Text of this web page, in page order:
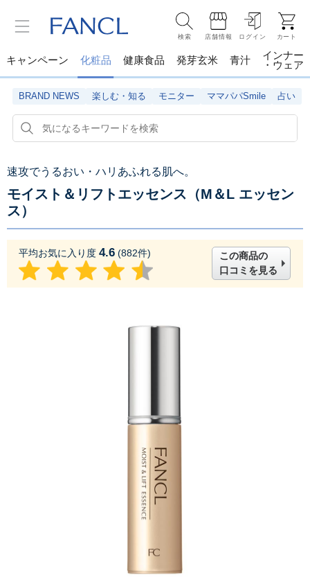
検索 店舗情報 ログイン カート
キャンペーン 化粧品 健康食品 発芽玄米 青汁
インナー
・ウェア
BRAND NEWS 楽しむ・知る モニター ママパパSmile 占い
速攻でうるおい・ハリあふれる肌へ。
モイスト＆リフトエッセンス（M＆L エッセン
ス）
平均お気に入り度 4.6 (882件)
この商品の
口コミを見る